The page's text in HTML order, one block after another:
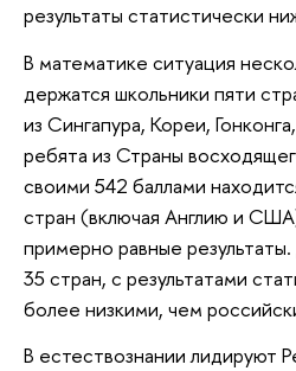
результаты статистически
В математике ситуация
держатся школьники пяти
из Сингапура, Кореи,
ребята из Страны
своими 542 баллами
стран (включая Англию и
примерно равные
35 стран, с результатами
более низкими, чем
В естествознании лидируют